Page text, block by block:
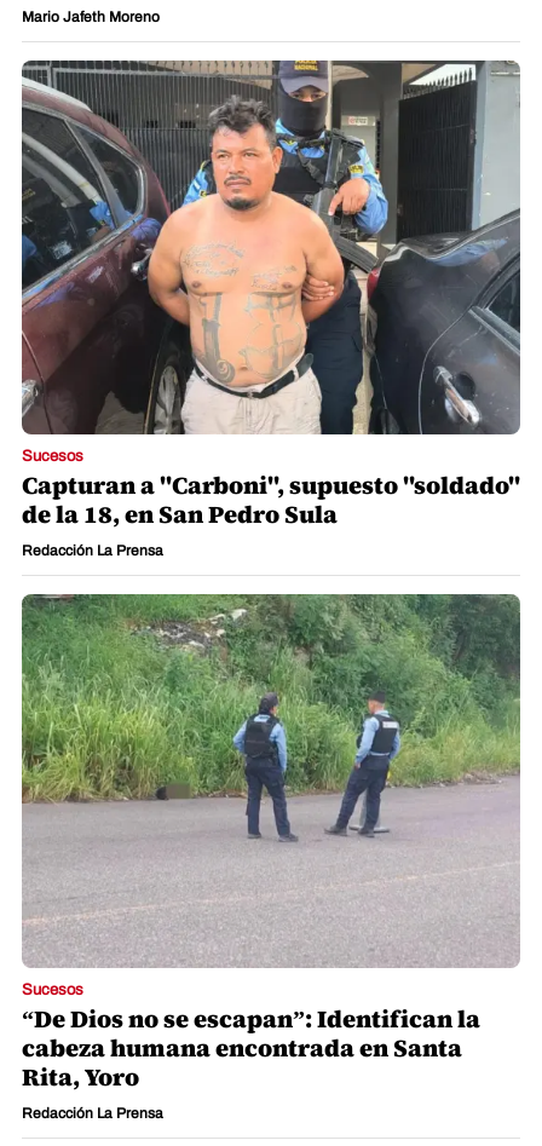
Mario Jafeth Moreno
Sucesos
Capturan a "Carboni", supuesto "soldado"
de la 18, en San Pedro Sula
Redacción La Prensa
Sucesos
“De Dios no se escapan”: Identifican la
cabeza humana encontrada en Santa
Rita, Yoro
Redacción La Prensa